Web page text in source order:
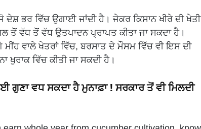
ਭਰ ਵਿੱਚ ਉਗਾਈ ਜਾਂਦੀ ਹੈ। ਜੇਕਰ ਕਿਸਾਨ ਖੀਰੇ ਦੀ ਖੇਤੀ
ਵੱਧ ਤੋਂ ਵੱਧ ਉਤਪਾਦਨ ਪ੍ਰਾਪਤ ਕੀਤਾ ਜਾ ਸਕਦਾ ਹੈ।
ਵਾਲੇ ਖੇਤਰਾਂ ਵਿੱਚ, ਬਰਸਾਤ ਦੇ ਮੌਸਮ ਵਿੱਚ ਵੀ ਇਸ ਦੀ
ਖੁਰਾਕ ਵਿੱਚ ਕੀਤੀ ਜਾ ਸਕਦੀ ਹੈ।
ਗੁਣਾ ਵਧ ਸਕਦਾ ਹੈ ਮੁਨਾਫ਼ਾ ! ਸਰਕਾਰ ਤੋਂ ਵੀ ਮਿਲਦੀ
whole year from cucumber cultivation, know